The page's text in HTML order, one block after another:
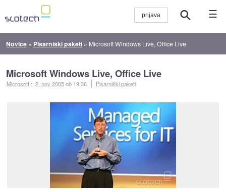
☰
Novice » Pisarniški paketi » Microsoft Windows Live, Office Live
Microsoft Windows Live, Office Live
Microsoft ::2. nov 2005ob 19:36 Pisarniški paketi